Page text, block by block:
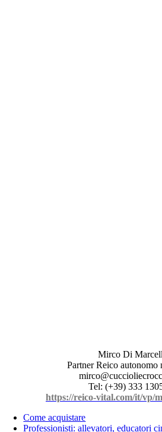
Mirco Di
Partner Reico autonomo
Tel: (+39) 333
https://reico-vital.com/it/vp/
Come acquistare
Professionisti: allevatori, educatori